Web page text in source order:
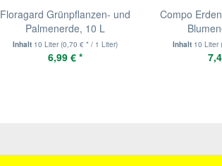
Floragard Grünpflanzen- und
Palmenerde, 10 L
Inhalt 10 Liter(0,70 € * / 1 Liter)
6,99 € *
Compo
Inhalt 10 Liter